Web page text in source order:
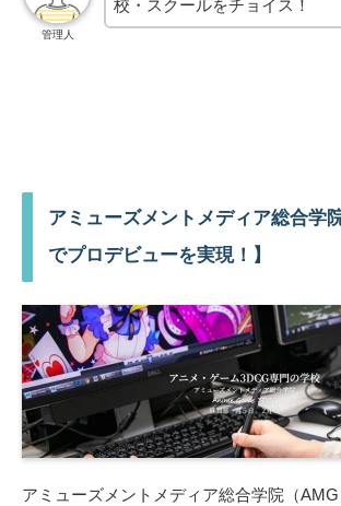
管理人
校・スクールをチョイス！
アミューズメントメディア総合学
でプロデビューを実現！】
アミューズメントメディア総合学院（AMG